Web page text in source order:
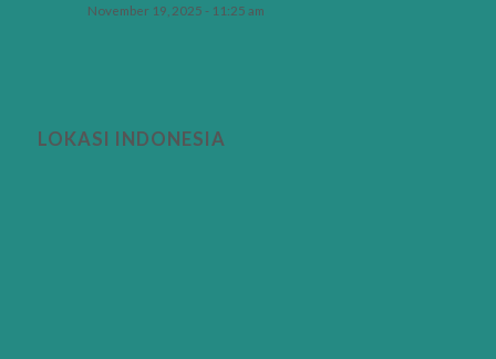
November 19, 2025 - 11:25 am
LOKASI INDONESIA